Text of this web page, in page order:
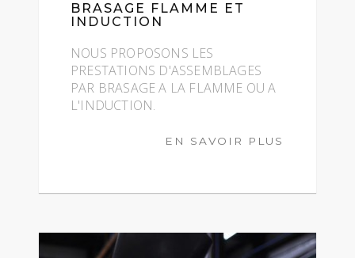
BRASAGE FLAMME ET
INDUCTION
NOUS PROPOSONS LES
PRESTATIONS D'ASSEMBLAGES
PAR BRASAGE A LA FLAMME OU A
L'INDUCTION.
EN SAVOIR PLUS